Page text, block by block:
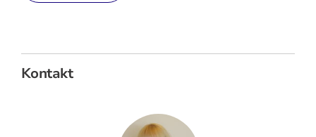
Kontakt